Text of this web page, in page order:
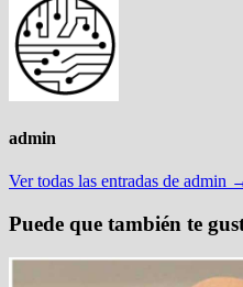
admin
Ver todas las entradas de admin
Puede que también te